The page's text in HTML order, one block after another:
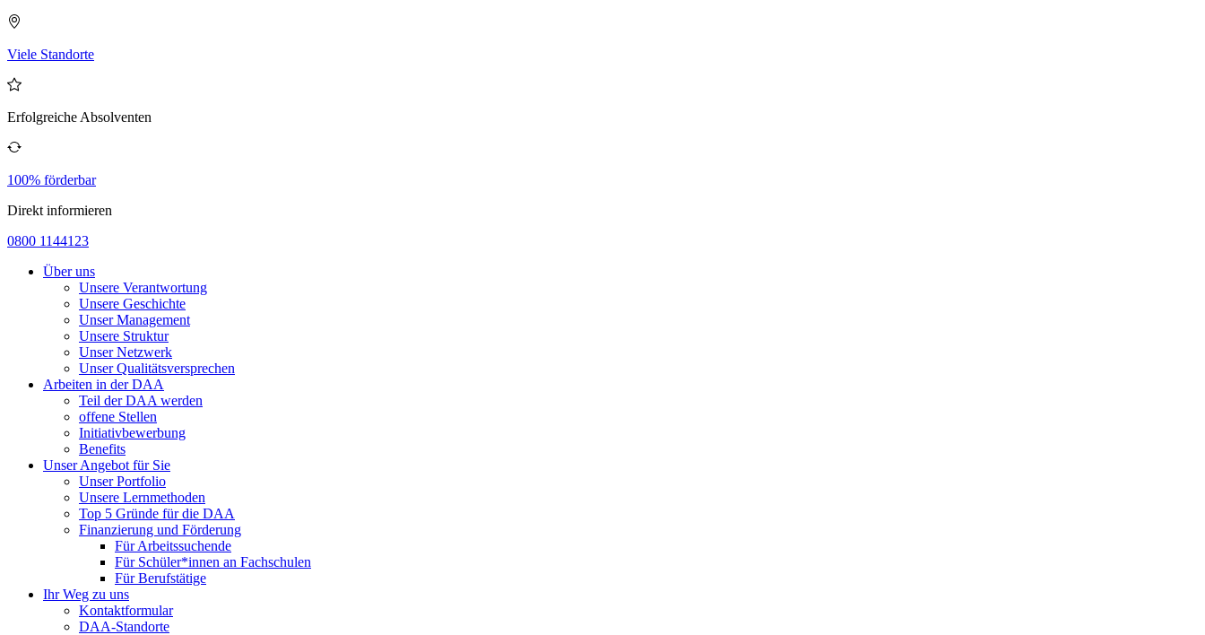
Viele Standorte
Erfolgreiche Absolventen
100% förderbar
Direkt informieren
0800 1144123
Über uns
Unsere Verantwortung
Unsere Geschichte
Unser Management
Unsere Struktur
Unser Netzwerk
Unser Qualitätsversprechen
Arbeiten in der DAA
Teil der DAA werden
offene Stellen
Initiativbewerbung
Benefits
Unser Angebot für Sie
Unser Portfolio
Unsere Lernmethoden
Top 5 Gründe für die DAA
Finanzierung und Förderung
Für Arbeitssuchende
Für Schüler*innen an Fachschulen
Für Berufstätige
Ihr Weg zu uns
Kontaktformular
DAA-Standorte